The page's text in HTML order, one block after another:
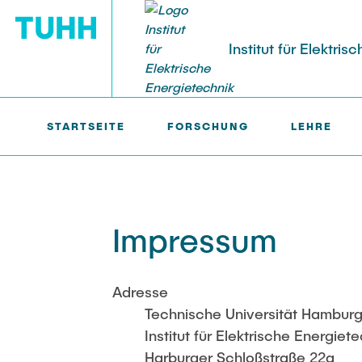
Institut für
STARTSEITE FORSCHUNG
FORSCHUNG
Forschungsprojekte
LEHRE
LEHRE
Studentische Arbeiten
PERSONAL
OberingenieurImpressum
Adresse
Technische Universität Hamburg
Institut für Elektrische
Harburger Schloßstraße 22a